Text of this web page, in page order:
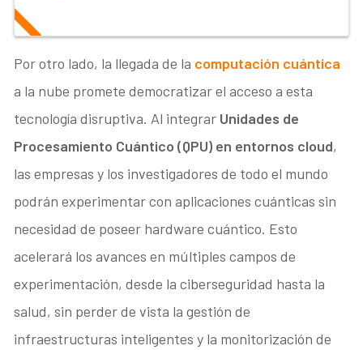
Por otro lado, la llegada de la computación cuántica
a la nube promete democratizar el acceso a esta
tecnología disruptiva. Al integrar Unidades de
Procesamiento Cuántico (QPU) en entornos cloud,
las empresas y los investigadores de todo el mundo
podrán experimentar con aplicaciones cuánticas sin
necesidad de poseer hardware cuántico. Esto
acelerará los avances en múltiples campos de
experimentación, desde la ciberseguridad hasta la
salud, sin perder de vista la gestión de
infraestructuras inteligentes y la monitorización de